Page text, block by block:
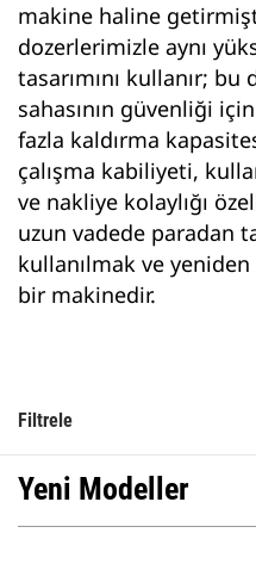
makine haline
dozerlerimizle aynı
tasarımını kullanır;
sahasının güvenliği
fazla kaldırma
çalışma kabiliyeti,
ve nakliye kolaylığı
uzun vadede paradan
kullanılmak ve
bir makinedir.
Filtrele
Yeni Modeller